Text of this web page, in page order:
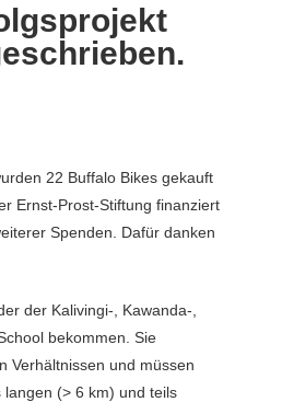
22 Buffalo Bikes gekauft
Ernst-Prost-Stiftung finanziert
Spenden. Dafür danken
der Kalivingi-, Kawanda-,
bekommen. Sie
Verhältnissen und müssen
(> 6 km) und teils